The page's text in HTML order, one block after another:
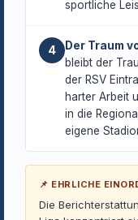
sportliche
4 Der Traum
bleibt der
der RSV
harter Arbeit
in die
eigene
📌 EHRLICHE
Die